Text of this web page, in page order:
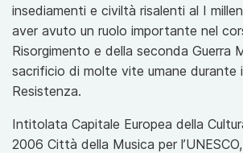
insediamenti e civiltà risalenti al I
aver avuto un ruolo importante nel
Risorgimento e della seconda Guerra
sacrificio di molte vite umane durante
Resistenza.
Intitolata Capitale Europea della
2006 Città della Musica per